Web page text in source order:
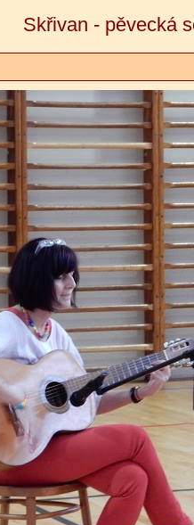
Skřivan - pěvecká